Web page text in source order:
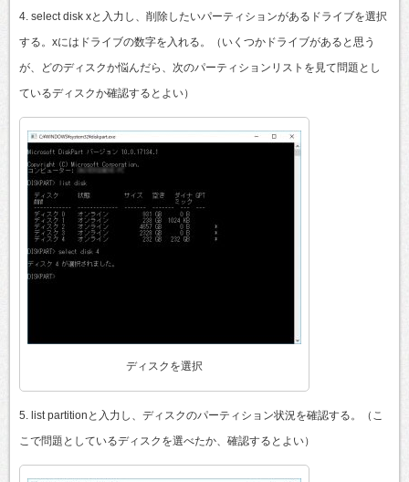
4. select disk xと入力し、削除したいパーティションがあるドライブを選択
する。xにはドライブの数字を入れる。（いくつかドライブがあると思う
が、どのディスクか悩んだら、次のパーティションリストを見て問題とし
ているディスクか確認するとよい）
ディスクを選択
5. list partitionと入力し、ディスクのパーティション状況を確認する。（こ
こで問題としているディスクを選べたか、確認するとよい）